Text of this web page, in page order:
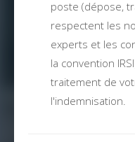
poste (dépose,
respectent les
experts et les
la convention
traitement de
l'indemnisation.